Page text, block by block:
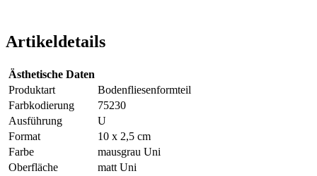
Artikeldetails
Ästhetische Daten
Produktart
Bodenfliesenformteil
Farbkodierung
75230
Ausführung
U
Format
10 x 2,5 cm
Farbe
mausgrau Uni
Oberfläche
matt Uni